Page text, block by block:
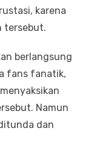
karena
tersebut.
berlangsung
fans fanatik,
Namun
dan